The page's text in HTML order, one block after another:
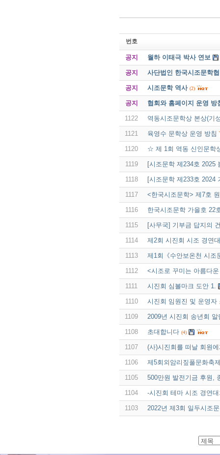
번호
공지 월하 이태극 박사 연보
공지 사단법인 한국시조문학
공지 시조문학 역사 (2)
공지 협회와 홈페이지 운영 방
1122 역동시조문학상 본상(기
1121 육영수 문학상 운영 방침
1120 ☆ 제 1회 역동 신인문학
1119 [시조문학 제234호 2025
1118 [시조문학 제233호 2024
1117 <한국시조문학> 제7호
1116 한국시조문학 가을호 22
1115 [사무국] 기부금 답지의
1114 제2회 시진회 시조 경연
1113 제1회《수안보온천 시
1112 <시조로 꾸미는 아름다
1111 시진회 심볼마크 도안 1.
1110 시진회 임원진 및 운영자
1109 2009년 시진회 송년회 알
1108 초대합니다 (4)
1107 (사)시진회를 떠날 회원
1106 제5회외암리짚풀문화축
1105 500만원 발전기금 후원,
1104 -시진회 테마 시조 경연대
1103 2022년 제3회 일두시조